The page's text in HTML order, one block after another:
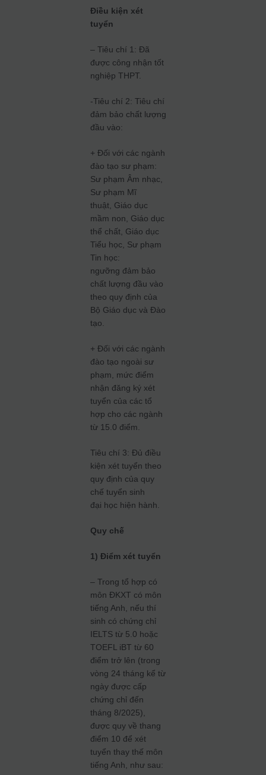
Điều kiện xét
tuyển
– Tiêu chí 1: Đã
được công nhận tốt
nghiệp THPT.
-Tiêu chí 2: Tiêu chí
đảm bảo chất lượng
đầu vào:
+ Đối với các ngành
đào tạo sư phạm:
Sư phạm Âm nhạc,
Sư phạm Mĩ
thuật, Giáo dục
mầm non, Giáo dục
thể chất, Giáo dục
Tiểu học, Sư phạm
Tin học:
ngưỡng đảm bảo
chất lượng đầu vào
theo quy định của
Bộ Giáo dục và Đào
tạo.
+ Đối với các ngành
đào tạo ngoài sư
phạm, mức điểm
nhận đăng ký xét
tuyển của các tổ
hợp cho các ngành
từ 15.0 điểm.
Tiêu chí 3: Đủ điều
kiện xét tuyển theo
quy định của quy
chế tuyển sinh
đại học hiện hành.
Quy chế
1) Điểm xét tuyển
– Trong tổ hợp có
môn ĐKXT có môn
tiếng Anh, nếu thí
sinh có chứng chỉ
IELTS từ 5.0 hoặc
TOEFL iBT từ 60
điểm trở lên (trong
vòng 24 tháng kể từ
ngày được cấp
chứng chỉ đến
tháng 8/2025),
được quy về thang
điểm 10 để xét
tuyển thay thế môn
tiếng Anh, như sau: